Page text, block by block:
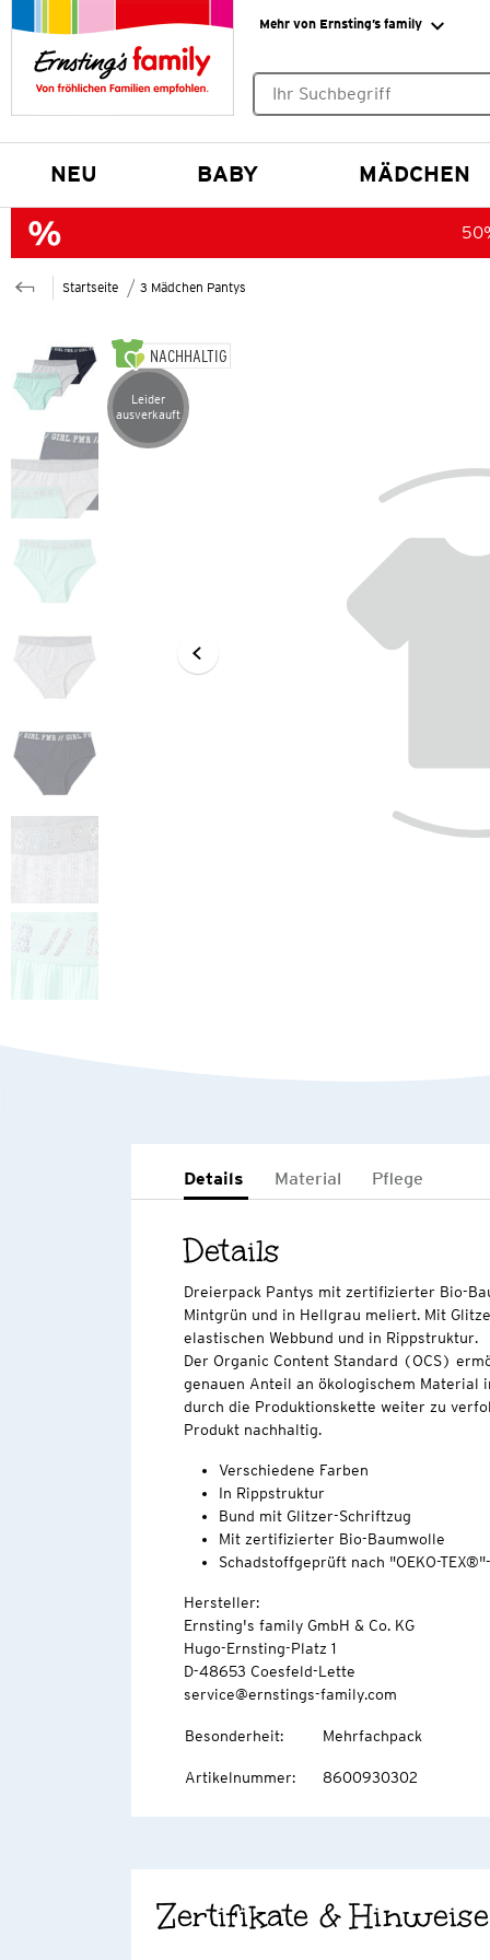
Mehr von Ernsting’s family
NEU BABY MÄDCHEN
Startseite 3 Mädchen Pantys
NACHHALTIG
Artikel leider ausverkauft
Leider
ausverkauft
Details Material Pflege
Details
Dreierpack Pantys mit zertifizierter Bio-
Mintgrün und in Hellgrau meliert. Mit
elastischen Webbund und in Rippstruktur.
Der Organic Content Standard (OCS)
genauen Anteil an ökologischem Material
durch die Produktionskette weiter zu
Produkt nachhaltig.
Verschiedene Farben
In Rippstruktur
Bund mit Glitzer-Schriftzug
Mit zertifizierter Bio-Baumwolle
Schadstoffgeprüft nach "OEKO-
Hersteller:
Ernsting's family GmbH & Co. KG
Hugo-Ernsting-Platz 1
D-48653 Coesfeld-Lette
service@ernstings-family.com
Besonderheit: Mehrfachpack
Artikelnummer: 8600930302
Zertifikate & Hinweise